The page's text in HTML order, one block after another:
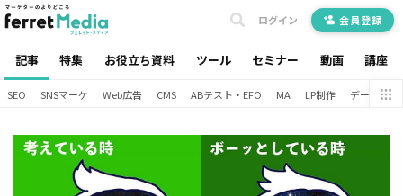
記事 特集 お役立ち資料 ツール セミナー 動画 講座
ログイン 会員登録
SEO SNSマーケ Web広告 CMS ABテスト・EFO MA LP制作 データ分析